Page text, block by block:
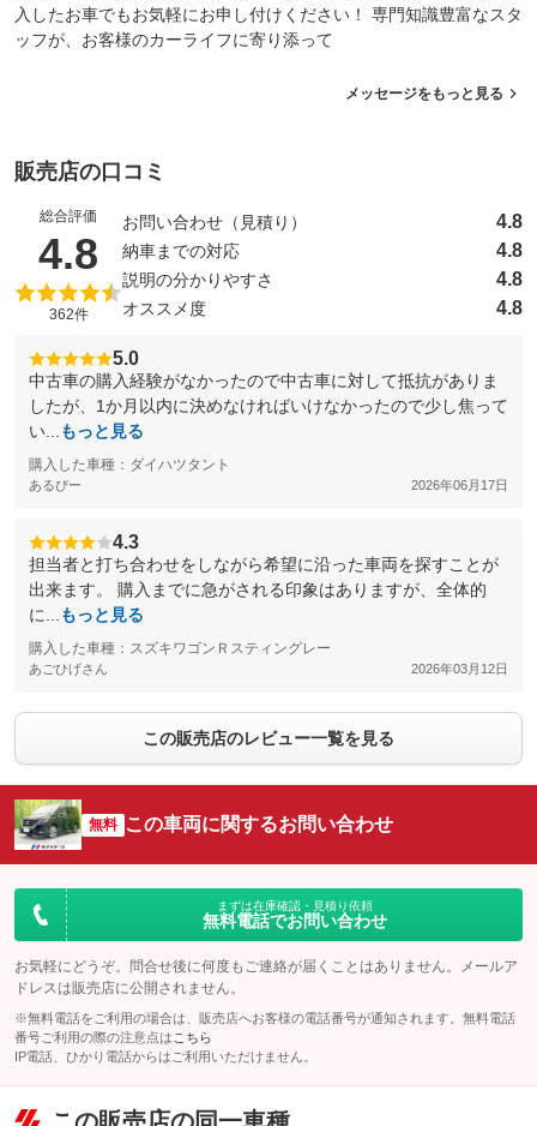
入したお車でもお気軽にお申し付けください！ 専門知識豊富なスタ
ッフが、お客様のカーライフに寄り添って
メッセージをもっと見る
販売店の口コミ
総合評価
4.8 （5点満点中）
362件
お問い合わせ（見積り） 4.8
納車までの対応 4.8
説明の分かりやすさ 4.8
オススメ度 4.8
5.0
中古車の購入経験がなかったので中古車に対して抵抗がありま
したが、1か月以内に決めなければいけなかったので少し焦って
い...
もっと見る
購入した車種：ダイハツタント
あるぴー 2026年06月17日
4.3
担当者と打ち合わせをしながら希望に沿った車両を探すことが
出来ます。 購入までに急がされる印象はありますが、全体的
に...
もっと見る
購入した車種：スズキワゴンＲスティングレー
あごひげさん 2026年03月12日
この販売店のレビュー一覧を見る
無料 この車両に関するお問い合わせ
まずは在庫確認・見積り依頼
無料電話でお問い合わせ
お気軽にどうぞ。問合せ後に何度もご連絡が届くことはありません。メールア
ドレスは販売店に公開されません。
※無料電話をご利用の場合は、販売店へお客様の電話番号が通知されます。無料電話
番号ご利用の際の注意点は こちら
IP電話、ひかり電話からはご利用いただけません。